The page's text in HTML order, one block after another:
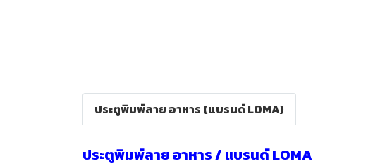
ประตูพิมพ์ลาย อาหาร (แบรนด์ LOMA)
ประตูพิมพ์ลาย อาหาร / แบรนด์ LOMA